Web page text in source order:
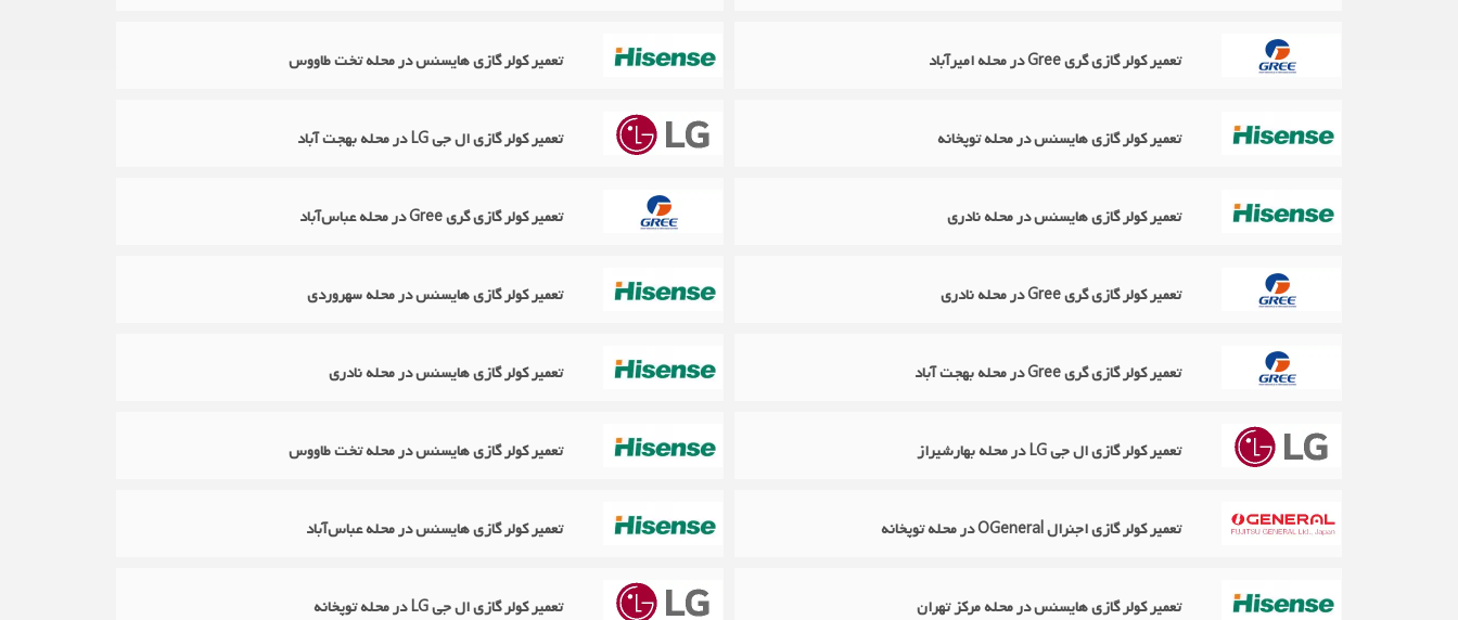
تعمیر کولر گازی گری Gree در محله امیرآباد تعمیر کولر گازی هایسنس در محله تخت طاووس
تعمیر کولر گازی هایسنس در محله توپخانه تعمیر کولر گازی ال جی LG در محله بهجت آباد
تعمیر کولر گازی هایسنس در محله نادری تعمیر کولر گازی گری Gree در محله عباس‌آباد
تعمیر کولر گازی گری Gree در محله نادری تعمیر کولر گازی هایسنس در محله سهروردی
تعمیر کولر گازی گری Gree در محله بهجت آباد تعمیر کولر گازی هایسنس در محله نادری
تعمیر کولر گازی ال جی LG در محله بهارشیراز تعمیر کولر گازی هایسنس در محله تخت طاووس
تعمیر کولر گازی اجنرال OGeneral در محله توپخانه تعمیر کولر گازی هایسنس در محله عباس‌آباد
تعمیر کولر گازی هایسنس در محله مرکز تهران تعمیر کولر گازی ال جی LG در محله توپخانه